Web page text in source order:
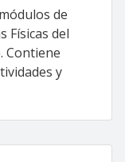
de
Físicas del
Contiene
y